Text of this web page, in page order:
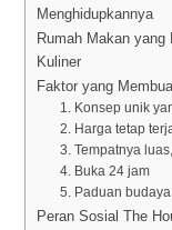
Menghidupkannya
Rumah Makan
Kuliner
Faktor yang
1. Konsep unik
2. Harga tetap
3. Tempatnya
4. Buka 24 jam
5. Paduan
Peran Sosial The